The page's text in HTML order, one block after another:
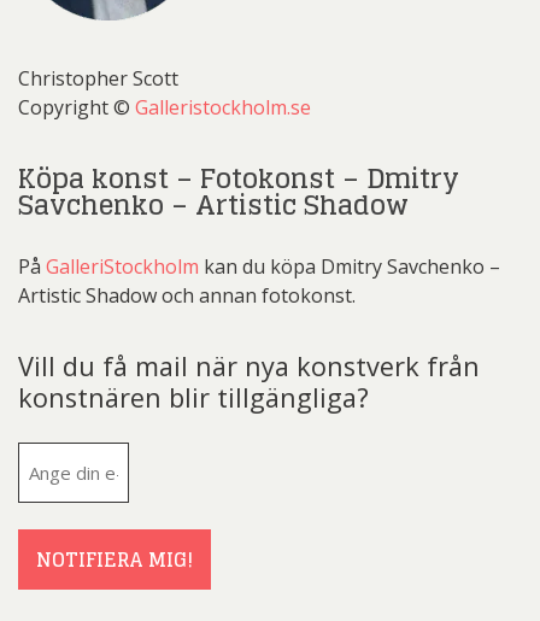
Christopher Scott
Copyright © Galleristockholm.se
Köpa konst – Fotokonst – Dmitry
Savchenko – Artistic Shadow
På GalleriStockholm kan du köpa Dmitry Savchenko –
Artistic Shadow och annan fotokonst.
Vill du få mail när nya konstverk från
konstnären blir tillgängliga?
NOTIFIERA MIG!